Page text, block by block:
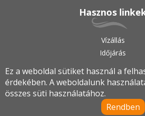
Hasznos
Vízállás
Időjárás
2019.•© halfanatik.hu•Minden
Ez a weboldal sütiket használ a
érdekében. A weboldalunk
összes süti használatához.
Rendben